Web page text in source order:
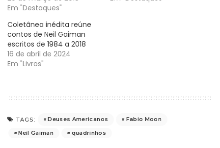
Em "Destaques"
Coletânea inédita reúne
contos de Neil Gaiman
escritos de 1984 a 2018
16 de abril de 2024
Em "Livros"
TAGS: Deuses Americanos
Fabio Moon
Neil Gaiman
quadrinhos